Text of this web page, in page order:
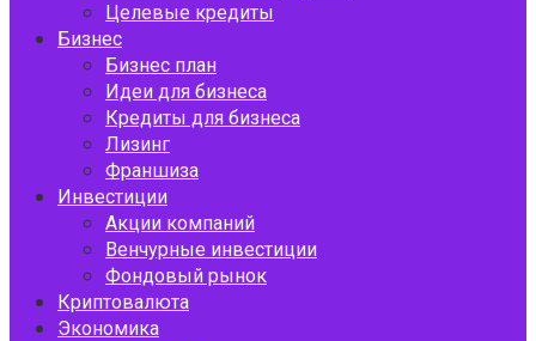
Целевые кредиты
Бизнес
Бизнес план
Идеи для бизнеса
Кредиты для бизнеса
Лизинг
Франшиза
Инвестиции
Акции компаний
Венчурные инвестиции
Фондовый рынок
Криптовалюта
Экономика